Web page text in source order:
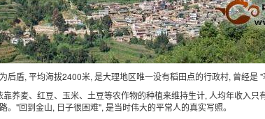
后盾, 平均海拔2400米, 是大理地区唯一没有稻田点的行政村, 曾经是 "
荞麦、红豆、玉米、土豆等农作物的种植来维持生计, 人均年收入只
。"回到金山, 日子很困难", 是当时伟大的平常人的真实写照。